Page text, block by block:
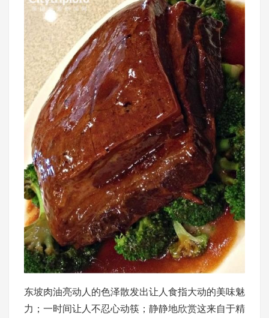
东坡肉油亮动人的色泽散发出让人食指大动的美味魅
力；一时间让人不忍心动筷；静静地欣赏这来自于精